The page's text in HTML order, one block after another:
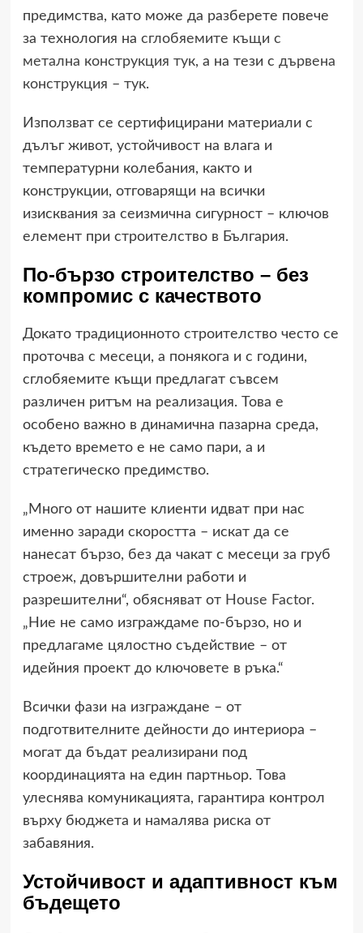
предимства, като може да разберете повече
за технология на сглобяемите къщи с
метална конструкция тук, а на тези с дървена
конструкция – тук.
Използват се сертифицирани материали с
дълъг живот, устойчивост на влага и
температурни колебания, както и
конструкции, отговарящи на всички
изисквания за сеизмична сигурност – ключов
елемент при строителство в България.
По-бързо строителство – без
компромис с качеството
Докато традиционното строителство често се
проточва с месеци, а понякога и с години,
сглобяемите къщи предлагат съвсем
различен ритъм на реализация. Това е
особено важно в динамична пазарна среда,
където времето е не само пари, а и
стратегическо предимство.
„Много от нашите клиенти идват при нас
именно заради скоростта – искат да се
нанесат бързо, без да чакат с месеци за груб
строеж, довършителни работи и
разрешителни“, обясняват отHouse Factor.
„Ние не само изграждаме по-бързо, но и
предлагаме цялостно съдействие – от
идейния проект до ключовете в ръка.“
Всички фази на изграждане – от
подготвителните дейности до интериора –
могат да бъдат реализирани под
координацията на един партньор. Това
улеснява комуникацията, гарантира контрол
върху бюджета и намалява риска от
забавяния.
Устойчивост и адаптивност към
бъдещето